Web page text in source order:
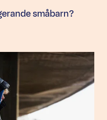
småbarn?